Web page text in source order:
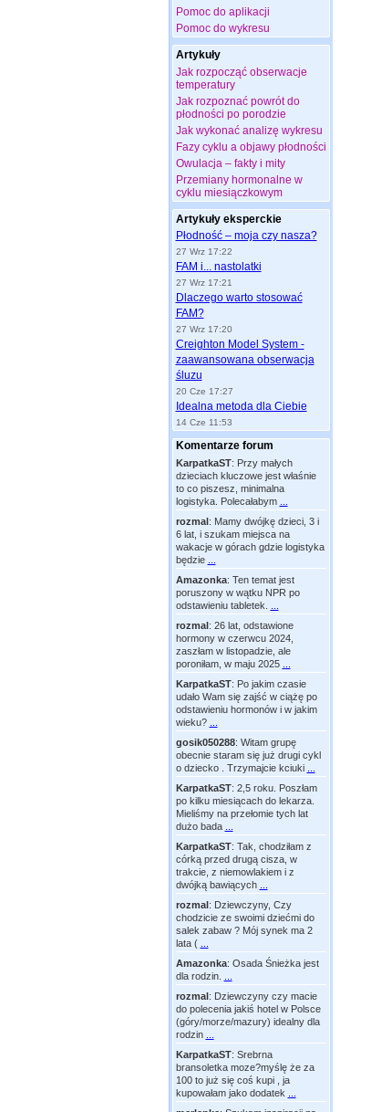
Pomoc do aplikacji
Pomoc do wykresu
Artykuły
Jak rozpocząć obserwacje
temperatury
Jak rozpoznać powrót do
płodności po porodzie
Jak wykonać analizę wykresu
Fazy cyklu a objawy płodności
Owulacja – fakty i mity
Przemiany hormonalne w
cyklu miesiączkowym
Artykuły eksperckie
Płodność – moja czy nasza?
27 Wrz 17:22
FAM i... nastolatki
27 Wrz 17:21
Dlaczego warto stosować
FAM?
27 Wrz 17:20
Creighton Model System -
zaawansowana obserwacja
śluzu
20 Cze 17:27
Idealna metoda dla Ciebie
14 Cze 11:53
Komentarze forum
KarpatkaST: Przy małych
dzieciach kluczowe jest właśnie
to co piszesz, minimalna
logistyka. Polecałabym
rozmal: Mamy dwójkę dzieci, 3 i
6 lat, i szukam miejsca na
wakacje w górach gdzie logistyka
będzie
Amazonka: Ten temat jest
poruszony w wątku NPR po
odstawieniu tabletek.
rozmal: 26 lat, odstawione
hormony w czerwcu 2024,
zaszłam w listopadzie, ale
poroniłam, w maju 2025
KarpatkaST: Po jakim czasie
udało Wam się zajść w ciążę po
odstawieniu hormonów i w jakim
wieku?
gosik050288: Witam grupę
obecnie staram się już drugi cykl
o dziecko . Trzymajcie kciuki
KarpatkaST: 2,5 roku. Poszłam
po kilku miesiącach do lekarza.
Mieliśmy na przełomie tych lat
dużo bada
KarpatkaST: Tak, chodziłam z
córką przed drugą cisza, w
trakcie, z niemowlakiem i z
dwójką bawiących
rozmal: Dziewczyny, Czy
chodzicie ze swoimi dziećmi do
salek zabaw ? Mój synek ma 2
lata (
Amazonka: Osada Śnieżka jest
dla rodzin.
rozmal: Dziewczyny czy macie
do polecenia jakiś hotel w Polsce
(góry/morze/mazury) idealny dla
rodzin
KarpatkaST: Srebrna
bransoletka moze?myślę że za
100 to już się coś kupi , ja
kupowałam jako dodatek